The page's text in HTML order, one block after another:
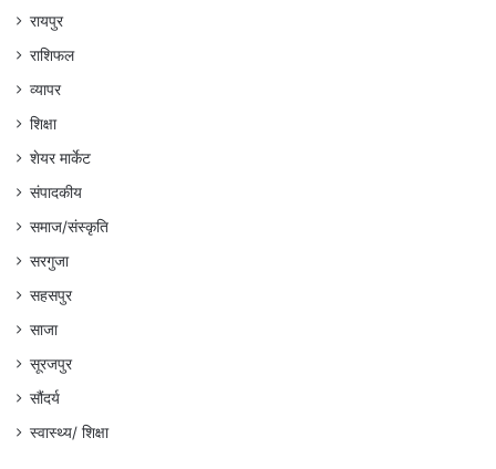
रायपुर
राशिफल
व्यापर
शिक्षा
शेयर मार्केट
संपादकीय
समाज/संस्कृति
सरगुजा
सहसपुर
साजा
सूरजपुर
सौंदर्य
स्वास्थ्य/ शिक्षा